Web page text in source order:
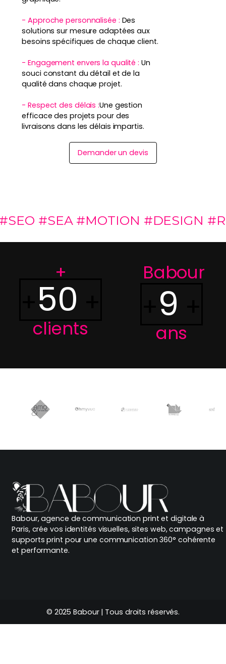
- Approche personnalisée : Des
solutions sur mesure adaptées aux
besoins spécifiques de chaque client.
- Engagement envers la qualité : Un
souci constant du détail et de la
qualité dans chaque projet.
- Respect des délais :Une gestion
efficace des projets pour des
livraisons dans les délais impartis.
Demander un devis
#SEA #MOTION #DESIGN
+
50
clients
Babour
9
ans
Babour, agence de communication print et digitale à
Paris, crée vos identités visuelles, sites web, campagnes et
supports print pour une communication 360° cohérente
et performante.
© 2025 Babour | Tous droits réservés.